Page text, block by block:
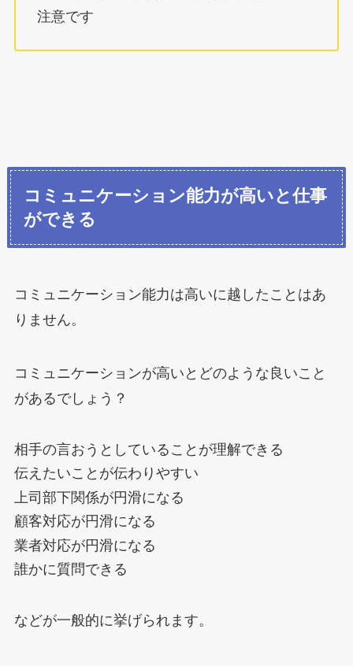
注意です
コミュニケーション能力が高いと仕事
ができる
コミュニケーション能力は高いに越したことはあ
りません。
コミュニケーションが高いとどのような良いこと
があるでしょう？
相手の言おうとしていることが理解できる
伝えたいことが伝わりやすい
上司部下関係が円滑になる
顧客対応が円滑になる
業者対応が円滑になる
誰かに質問できる
などが一般的に挙げられます。